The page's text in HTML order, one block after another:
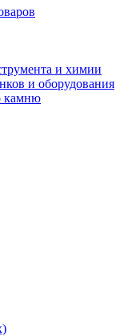
и химии
и оборудования
камню